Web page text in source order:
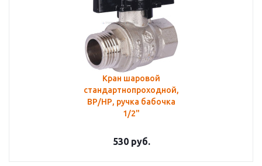
Кран шаровой
стандартнопроходной,
ВР/НР, ручка бабочка
1/2"
530руб.